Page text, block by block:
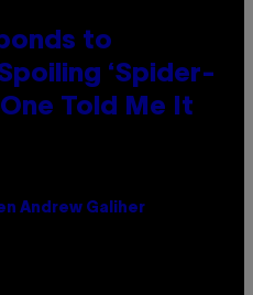
to
‘Spider-
One Told Me It
Andrew Galiher